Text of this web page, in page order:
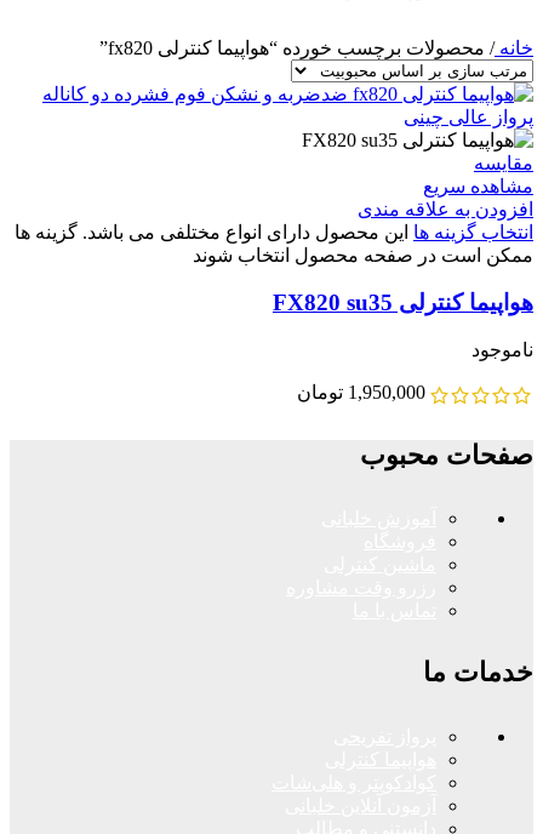
خانه/ محصولات برچسب خورده “هواپیما کنترلی fx820”
مقایسه
مشاهده سریع
افزودن به علاقه مندی
انتخاب گزینه ها این محصول دارای انواع مختلفی می باشد. گزینه ها
ممکن است در صفحه محصول انتخاب شوند
هواپیما کنترلی FX820 su35
ناموجود
1,950,000 تومان
صفحات محبوب
خدمات ما